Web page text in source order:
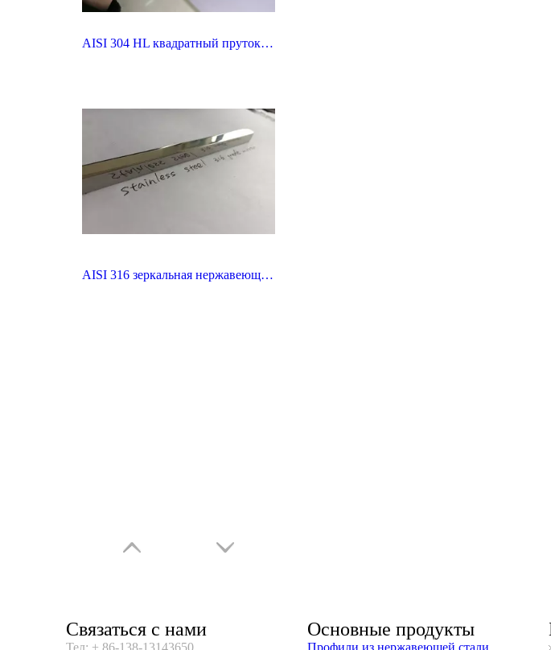
AISI 304 HL квадратный пруток из полированной нержавеющей стали
AISI 316 зеркальная нержавеющая сталь
Связаться с нами
Тел: + 86-138-13143650
Основные продукты
Профили из нержавеющей стали